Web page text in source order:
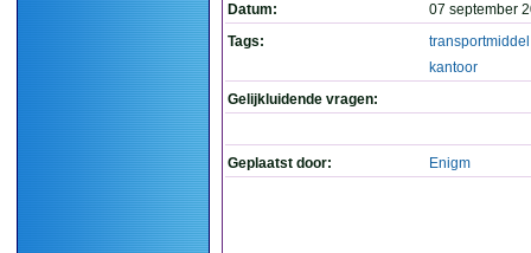
Datum:
07 september
Tags:
transportmiddel
kantoor
Gelijkluidende vragen:
Geplaatst door: Enigm